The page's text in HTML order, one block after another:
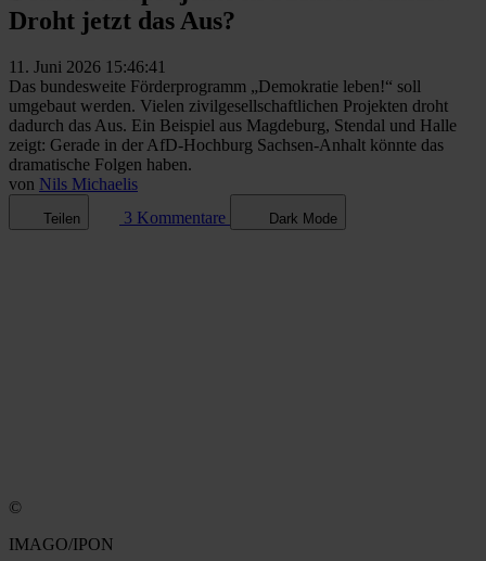
Droht jetzt das Aus?
11. Juni 2026 15:46:41
Das bundesweite Förderprogramm „Demokratie leben!“ soll
umgebaut werden. Vielen zivilgesellschaftlichen Projekten droht
dadurch das Aus. Ein Beispiel aus Magdeburg, Stendal und Halle
zeigt: Gerade in der AfD-Hochburg Sachsen-Anhalt könnte das
dramatische Folgen haben.
von Nils Michaelis
Teilen 3 Kommentare Dark Mode
©
IMAGO/IPON